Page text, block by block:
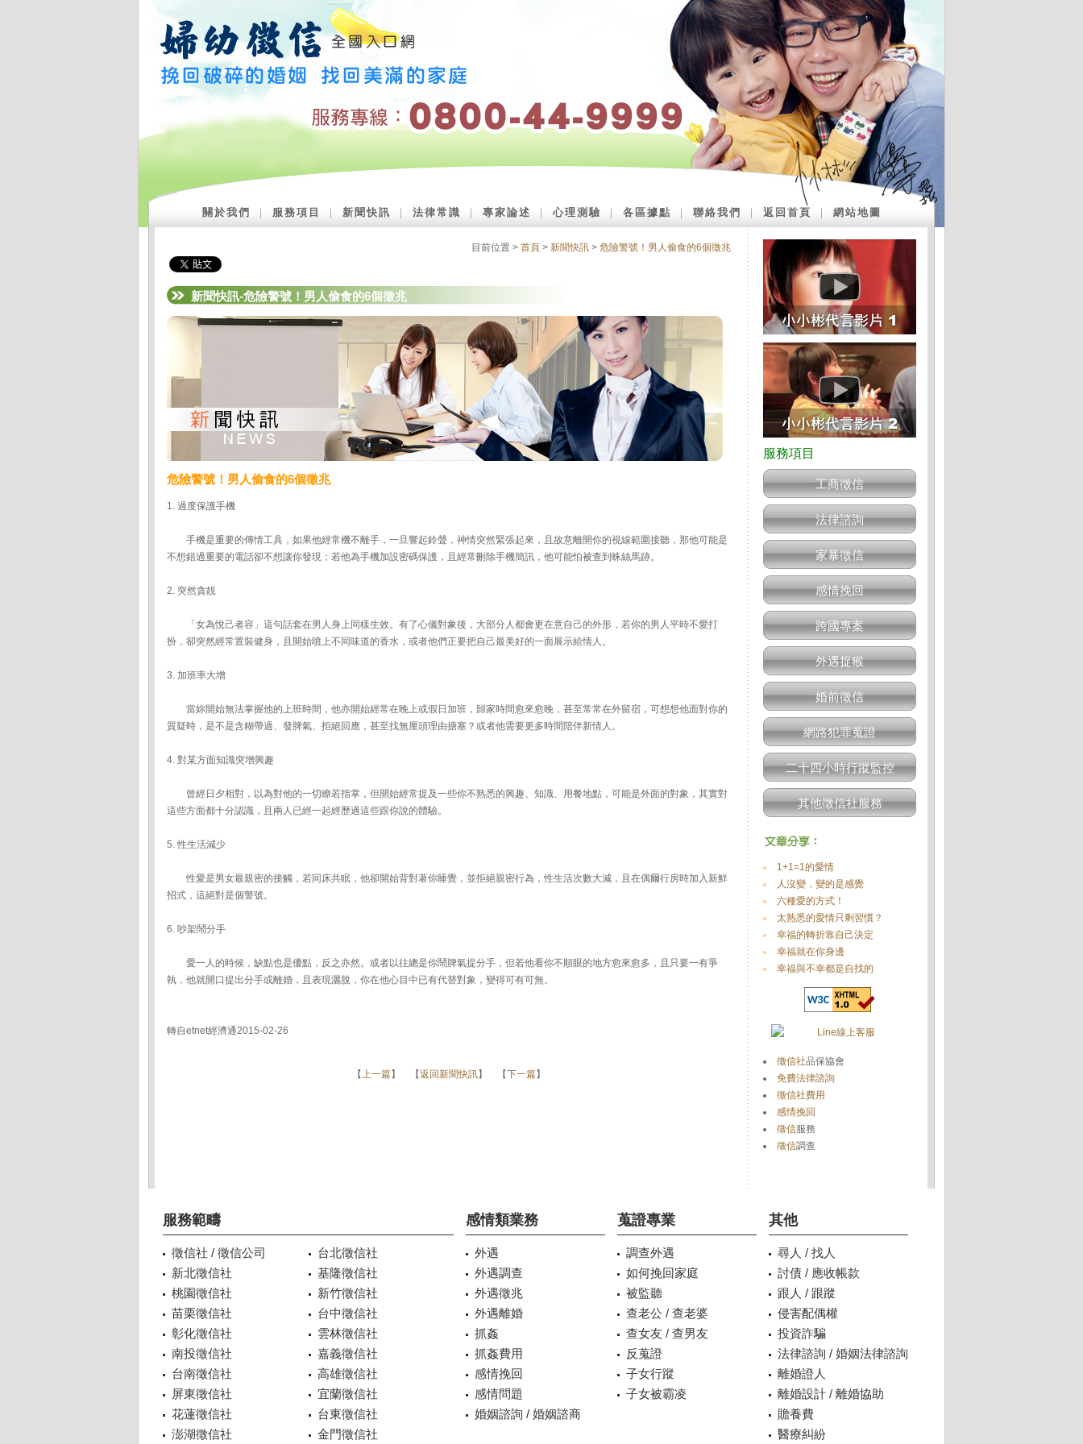
關於我們 服務項目 新聞快訊 法律常識 專家論述 ｜心理測驗 各區據點 聯絡我們 返回首頁 網站地圖
目前位置 > 首頁 > 新聞快訊 > 危險警號！男人偷食的6個徵兆
新聞快訊-危險警號！男人偷食的6個徵兆
危險警號！男人偷食的6個徵兆
1. 過度保護手機
手機是重要的傳情工具，如果他經常機不離手，一旦響起鈴聲，神情突然緊張起來，且故意離開你的視線範圍接聽，那他可能是
不想錯過重要的電話卻不想讓你發現；若他為手機加設密碼保護，且經常刪除手機簡訊，他可能怕被查到蛛絲馬跡。
2. 突然貪靚
「女為悅己者容」這句話套在男人身上同樣生效。有了心儀對象後，大部分人都會更在意自己的外形，若你的男人平時不愛打
扮，卻突然經常置裝健身，且開始噴上不同味道的香水，或者他們正要把自己最美好的一面展示給情人。
3. 加班率大增
當妳開始無法掌握他的上班時間，他亦開始經常在晚上或假日加班，歸家時間愈來愈晚，甚至常常在外留宿，可想想他面對你的
質疑時，是不是含糊帶過、發脾氣、拒絕回應，甚至找無厘頭理由搪塞？或者他需要更多時間陪伴新情人。
4. 對某方面知識突增興趣
曾經日夕相對，以為對他的一切瞭若指掌，但開始經常提及一些你不熟悉的興趣、知識、用餐地點，可能是外面的對象，其實對
這些方面都十分認識，且兩人已經一起經歷過這些跟你說的體驗。
5. 性生活減少
性愛是男女最親密的接觸，若同床共眠，他卻開始背對著你睡覺，並拒絕親密行為，性生活次數大減，且在偶爾行房時加入新鮮
招式，這絕對是個警號。
6. 吵架鬧分手
愛一人的時候，缺點也是優點，反之亦然。或者以往總是你鬧脾氣提分手，但若他看你不順眼的地方愈來愈多，且只要一有爭
執，他就開口提出分手或離婚，且表現灑脫，你在他心目中已有代替對象，變得可有可無。
轉自etnet經濟通2015-02-26
【上一篇】 【返回新聞快訊】 【下一篇】
工商徵信
法律諮詢
家暴徵信
感情挽回
跨國專案
外遇捉猴
婚前徵信
網路犯罪蒐證
二十四小時行蹤監控
其他徵信社服務
1+1=1的愛情
人沒變，變的是感覺
六種愛的方式！
太熟悉的愛情只剩習慣？
幸福的轉折靠自己決定
幸福就在你身邊
幸福與不幸都是自找的
徵信社品保協會
免費法律諮詢
徵信社費用
感情挽回
徵信服務
徵信調查
服務範疇
徵信社 / 徵信公司
台北徵信社
新北徵信社
基隆徵信社
桃園徵信社
新竹徵信社
苗栗徵信社
台中徵信社
彰化徵信社
雲林徵信社
南投徵信社
嘉義徵信社
台南徵信社
高雄徵信社
屏東徵信社
宜蘭徵信社
花蓮徵信社
台東徵信社
澎湖徵信社
金門徵信社
感情類業務
外遇
外遇調查
外遇徵兆
外遇離婚
抓姦
抓姦費用
感情挽回
感情問題
婚姻諮詢 / 婚姻諮商
蒐證專業
調查外遇
如何挽回家庭
被監聽
查老公 / 查老婆
查女友 / 查男友
反蒐證
子女行蹤
子女被霸凌
其他
尋人 / 找人
討債 / 應收帳款
跟人 / 跟蹤
侵害配偶權
投資詐騙
法律諮詢 / 婚姻法律諮詢
離婚證人
離婚設計 / 離婚協助
贍養費
醫療糾紛